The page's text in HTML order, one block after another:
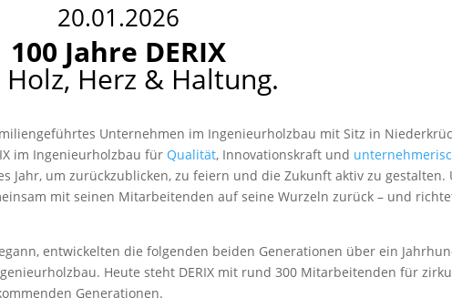
20.01.2026
100 Jahre DERIX
Herz & Haltung.
Unternehmen im Ingenieurholzbau mit Sitz in
im Ingenieurholzbau für Qualität, Innovationskraft und
Jahr, um zurückzublicken, zu feiern und die Zukunft aktiv zu
mit seinen Mitarbeitenden auf seine Wurzeln zurück – und
entwickelten die folgenden beiden Generationen über ein
Heute steht DERIX mit rund 300 Mitarbeitenden für
Generationen.